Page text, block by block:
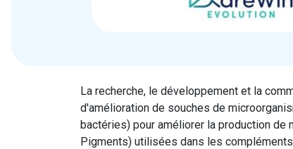
La recherche, le développement et la
d'amélioration de souches de
bactéries) pour améliorer la production de
Pigments) utilisées dans les